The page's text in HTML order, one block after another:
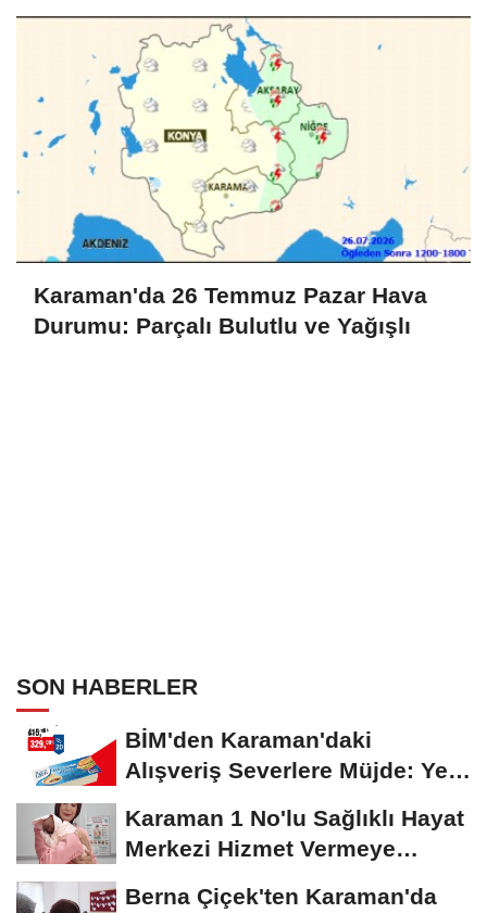
Karaman'da 26 Temmuz Pazar Hava
Durumu: Parçalı Bulutlu ve Yağışlı
SON HABERLER
BİM'den Karaman'daki
Alışveriş Severlere Müjde: Yeni
Karaman 1 No'lu Sağlıklı Hayat
Merkezi Hizmet Vermeye
Berna Çiçek'ten Karaman'da